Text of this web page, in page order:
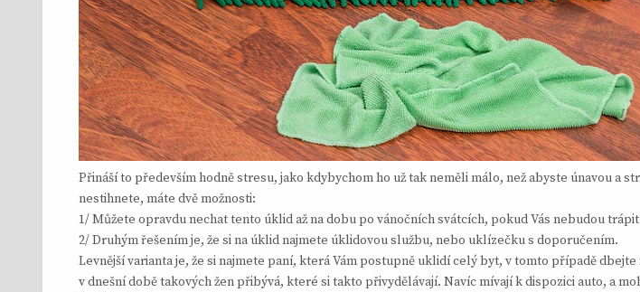
Přináší to především hodně stresu, jako kdybychom ho už tak neměli málo, než abyste únavou
nestihnete, máte dvě možnosti:
1/ Můžete opravdu nechat tento úklid až na dobu po vánočních svátcích, pokud Vás nebudou
2/ Druhým řešením je, že si na úklid najmete úklidovou službu, nebo uklízečku s doporučením.
Levnější varianta je, že si najmete paní, která Vám postupně uklidí celý byt, v tomto případě
v dnešní době takových žen přibývá, které si takto přivydělávají. Navíc mívají k dispozici auto, a